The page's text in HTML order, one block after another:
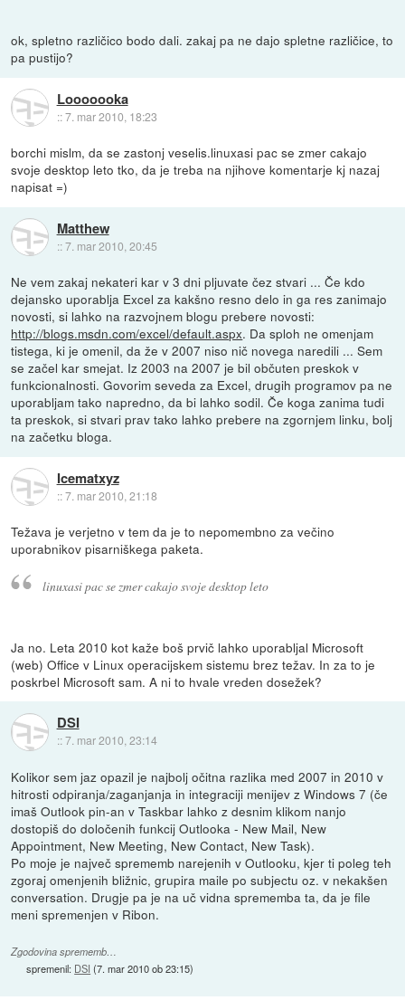
ok, spletno različico bodo dali. zakaj pa ne dajo spletne različice, to
pa pustijo?
Looooooka
::7. mar 2010, 18:23
borchi mislm, da se zastonj veselis.linuxasi pac se zmer cakajo
svoje desktop leto tko, da je treba na njihove komentarje kj nazaj
napisat =)
Matthew
::7. mar 2010, 20:45
Ne vem zakaj nekateri kar v 3 dni pljuvate čez stvari ... Če kdo
dejansko uporablja Excel za kakšno resno delo in ga res zanimajo
novosti, si lahko na razvojnem blogu prebere novosti:
http://blogs.msdn.com/excel/default.aspx. Da sploh ne omenjam
tistega, ki je omenil, da že v 2007 niso nič novega naredili ... Sem
se začel kar smejat. Iz 2003 na 2007 je bil občuten preskok v
funkcionalnosti. Govorim seveda za Excel, drugih programov pa ne
uporabljam tako napredno, da bi lahko sodil. Če koga zanima tudi
ta preskok, si stvari prav tako lahko prebere na zgornjem linku, bolj
na začetku bloga.
Icematxyz
::7. mar 2010, 21:18
Težava je verjetno v tem da je to nepomembno za večino
uporabnikov pisarniškega paketa.
linuxasi pac se zmer cakajo svoje desktop leto
Ja no. Leta 2010 kot kaže boš prvič lahko uporabljal Microsoft
(web) Office v Linux operacijskem sistemu brez težav. In za to je
poskrbel Microsoft sam. A ni to hvale vreden dosežek?
DSI
::7. mar 2010, 23:14
Kolikor sem jaz opazil je najbolj očitna razlika med 2007 in 2010 v
hitrosti odpiranja/zaganjanja in integraciji menijev z Windows 7 (če
imaš Outlook pin-an v Taskbar lahko z desnim klikom nanjo
dostopiš do določenih funkcij Outlooka - New Mail, New
Appointment, New Meeting, New Contact, New Task).
Po moje je največ sprememb narejenih v Outlooku, kjer ti poleg teh
zgoraj omenjenih bližnic, grupira maile po subjectu oz. v nekakšen
conversation. Drugje pa je na uč vidna sprememba ta, da je file
meni spremenjen v Ribon.
Zgodovina sprememb…
spremenil: DSI (7. mar 2010 ob 23:15)